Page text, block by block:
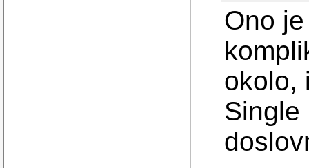
Ono
okolo,
Single